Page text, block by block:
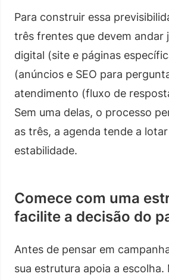
Para construir essa
três frentes que devem andar
digital (site e páginas
(anúncios e SEO para
atendimento (fluxo de
Sem uma delas, o processo
as três, a agenda tende a
estabilidade.
Comece com uma
facilite a decisão do
Antes de pensar em
sua estrutura apoia a escolha.